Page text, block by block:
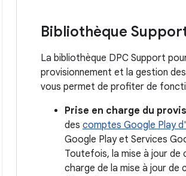
Bibliothèque
La bibliothèque DPC Support
provisionnement et la gestion
vous permet de profiter de
Prise en charge du
des comptes Google Play
Google Play et Services
Toutefois, la mise à jour
charge de la mise à jour